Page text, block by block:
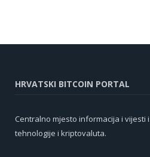
HRVATSKI BITCOIN PORTAL
Centralno mjesto informacija i vijesti
tehnologije i kriptovaluta.